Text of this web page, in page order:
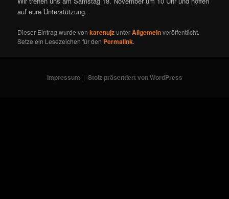
auf eure Unterstützung.
Dieser Eintrag wurde vonkarenujzunterAllgemeinveröffentlicht.
Setze ein Lesezeichen für den Permalink.
Impressum Stolz präsentiert von WordPress